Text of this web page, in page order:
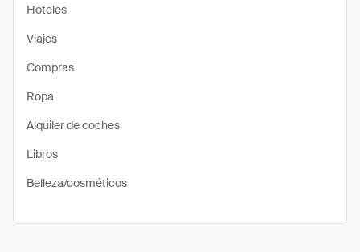
Hoteles
Viajes
Compras
Ropa
Alquiler de coches
Libros
Belleza/cosméticos